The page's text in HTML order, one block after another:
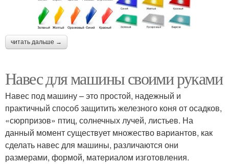
читать дальше →
Навес для машины своими руками
Навес под машину – это простой, надежный и
практичный способ защитить железного коня от осадков,
«сюрпризов» птиц, солнечных лучей, листьев. На
данный момент существует множество вариантов, как
сделать навес для машины, различаются они
размерами, формой, материалом изготовления.